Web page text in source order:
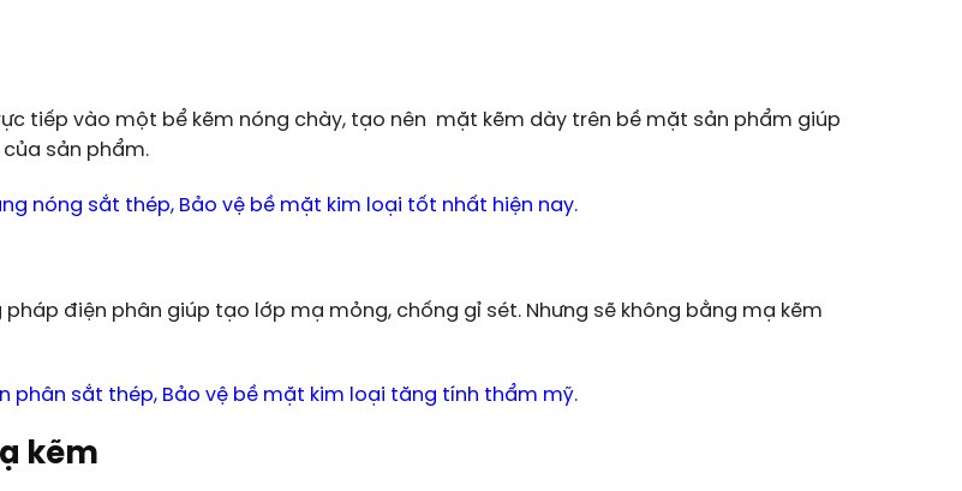
tiếp vào một bể kẽm nóng chày, tạo nên mặt kẽm dày trên bề mặt sản phẩm giúp
sản phẩm.
nóng sắt thép, Bảo vệ bề mặt kim loại tốt nhất hiện nay.
điện phân giúp tạo lớp mạ mỏng, chống gỉ sét. Nhưng sẽ không bằng mạ kẽm
phân sắt thép, Bảo vệ bề mặt kim loại tăng tính thẩm mỹ.
kẽm